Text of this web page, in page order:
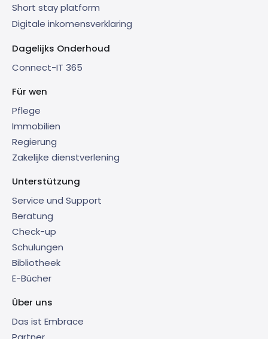
Short stay platform
Digitale inkomensverklaring
Dagelijks Onderhoud
Connect-IT 365
Für wen
Pflege
Immobilien
Regierung
Zakelijke dienstverlening
Unterstützung
Service und Support
Beratung
Check-up
Schulungen
Bibliotheek
E-Bücher
Über uns
Das ist Embrace